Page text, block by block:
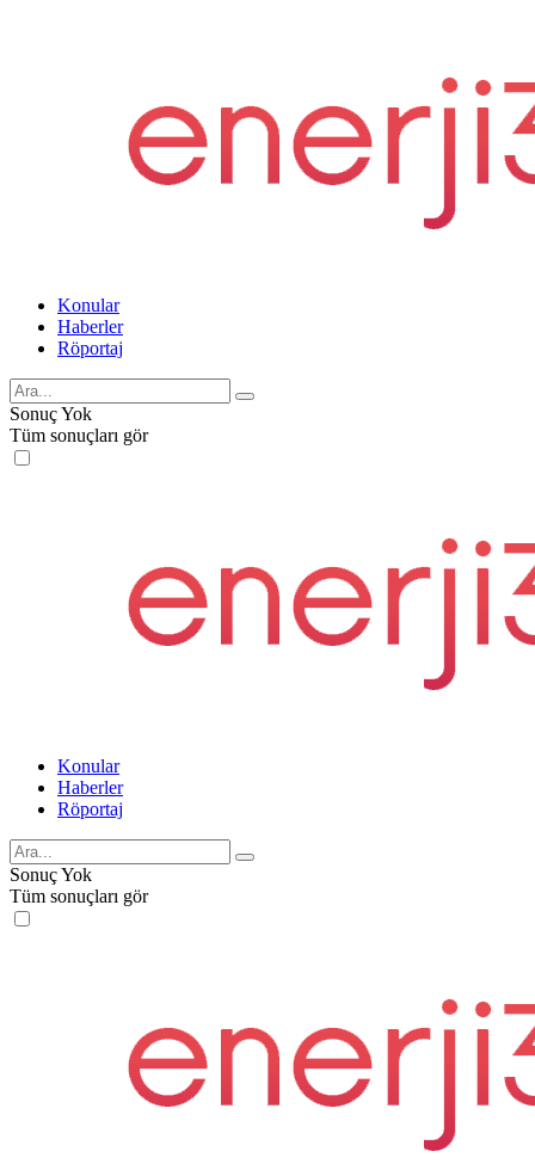
Konular
Haberler
Röportaj
Sonuç Yok
Tüm sonuçları gör
Konular
Haberler
Röportaj
Sonuç Yok
Tüm sonuçları gör